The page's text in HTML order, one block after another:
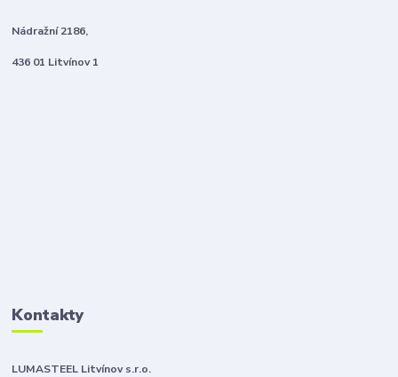
Nádražní 2186,
436 01 Litvínov 1
Kontakty
LUMASTEEL Litvínov s.r.o.